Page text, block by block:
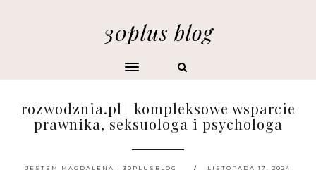
30plus blog
rozwodznia.pl | kompleksowe wsparcie
prawnika, seksuologa i psychologa
JESTEM MAGDALENA | 30PLUSBLOG LISTOPADA 17, 2024